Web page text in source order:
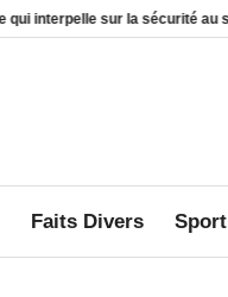
la sécurité au sein des foyers
Faits Divers Sport